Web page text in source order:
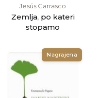
Jesús Carrasco
Zemlja, po kateri
stopamo
Nagrajena